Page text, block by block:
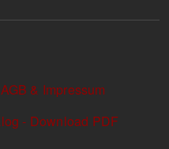
& Impressum
- Download PDF